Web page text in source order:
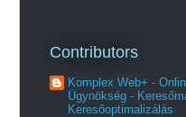
Contributors
Komplex Web+ -
Ügynökség -
Keresőoptimalizálás